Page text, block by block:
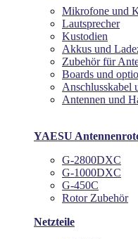
Mikrofone und
Lautsprecher
Kustodien
Akkus und
Zubehör für
Boards und
Anschlusskabel
Antennen und
YAESU
G-2800DXC
G-1000DXC
G-450C
Rotor Zubehör
Netzteile